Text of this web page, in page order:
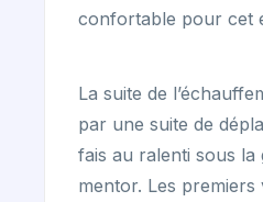
confortable pour cet
La suite de
par une suite de
fais au ralenti sous la
mentor. Les premiers